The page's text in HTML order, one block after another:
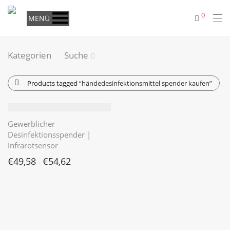
MENÜ 0
Kategorien Suche
Products tagged “händedesinfektionsmittel spender kaufen”
Gewerblicher
Desinfektionsspender |
Infrarotsensor
€49,58– €54,62